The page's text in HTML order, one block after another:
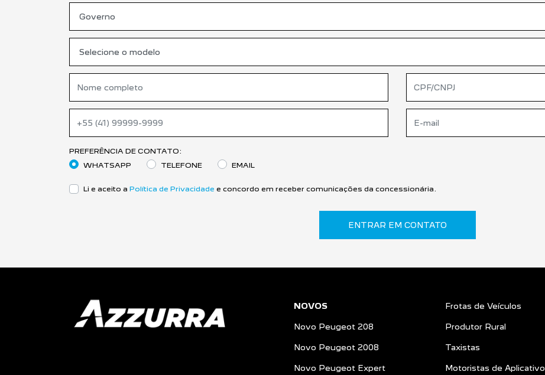
PREFERÊNCIA DE CONTATO:
WHATSAPP
TELEFONE EMAIL
Li e aceito a Política de Privacidade e concordo em receber comunicações da concessionária.
ENTRAR EM CONTATO
NOVOS
Novo Peugeot 208
Novo Peugeot 2008
Novo Peugeot Expert
Frotas de Veículos
Produtor Rural
Taxistas
Motoristas de Aplicativo